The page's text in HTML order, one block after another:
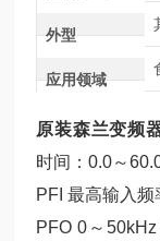
外型
应用领域
原装森兰变频
时间：0.0～
PFI 最高输入
PFO 0～